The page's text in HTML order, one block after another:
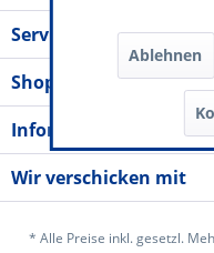
Service Kontakt
Shop Service
Informationen
Wir verschicken mit
* Alle Preise inkl. gesetzl.
Ablehnen